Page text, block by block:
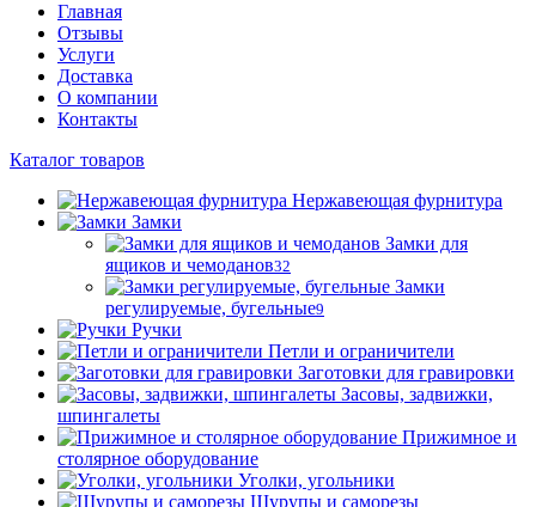
Главная
Отзывы
Услуги
Доставка
О компании
Контакты
Каталог товаров
Нержавеющая фурнитура
Замки
Замки для
ящиков и чемоданов32
Замки
регулируемые, бугельные9
Ручки
Петли и ограничители
Заготовки для гравировки
Засовы, задвижки,
шпингалеты
Прижимное и
столярное оборудование
Уголки, угольники
Шурупы и саморезы